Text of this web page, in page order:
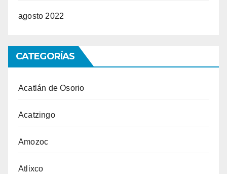
agosto 2022
CATEGORÍAS
Acatlán de Osorio
Acatzingo
Amozoc
Atlixco